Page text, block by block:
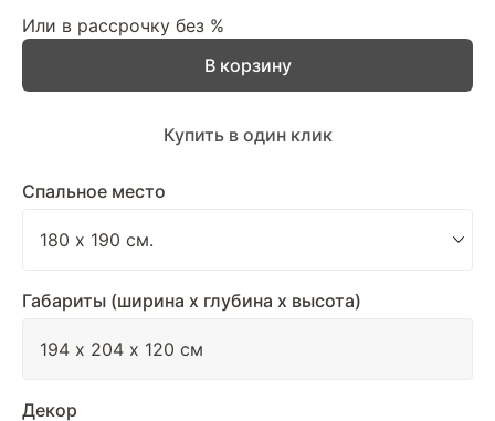
Или в рассрочку без %
Спальное место
Габариты (ширина х глубина х высота)
Декор
В корзину
Купить в один клик